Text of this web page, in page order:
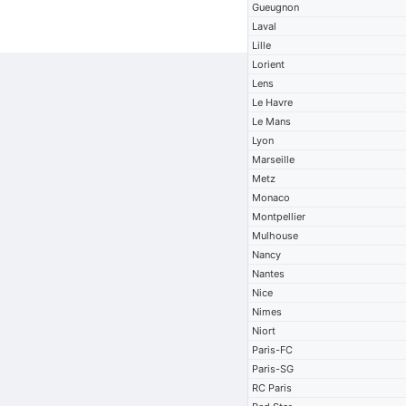
Gueugnon
Laval
Lille
Lorient
Lens
Le Havre
Le Mans
Lyon
Marseille
Metz
Monaco
Montpellier
Mulhouse
Nancy
Nantes
Nice
Nimes
Niort
Paris-FC
Paris-SG
RC Paris